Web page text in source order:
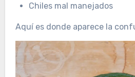
Chiles mal manejados
Aquí es donde aparece la